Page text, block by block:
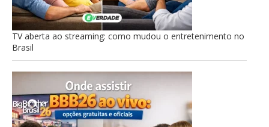
TV aberta ao streaming: como mudou o entretenimento no
Brasil